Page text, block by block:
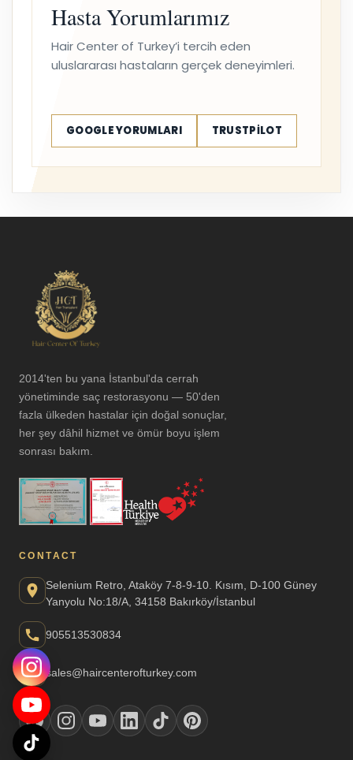
Hasta Yorumlarımız
Hair Center of Turkey’i tercih eden
uluslararası hastaların gerçek deneyimleri.
GOOGLE YORUMLARI TRUSTPILOT
2014'ten bu yana İstanbul'da cerrah
yönetiminde saç restorasyonu — 50'den
fazla ülkeden hastalar için doğal sonuçlar,
her şey dâhil hizmet ve ömür boyu işlem
sonrası bakım.
CONTACT
Selenium Retro, Ataköy 7-8-9-10. Kısım, D-100 Güney
Yanyolu No:18/A, 34158 Bakırköy/İstanbul
905513530834
sales@haircenterofturkey.com